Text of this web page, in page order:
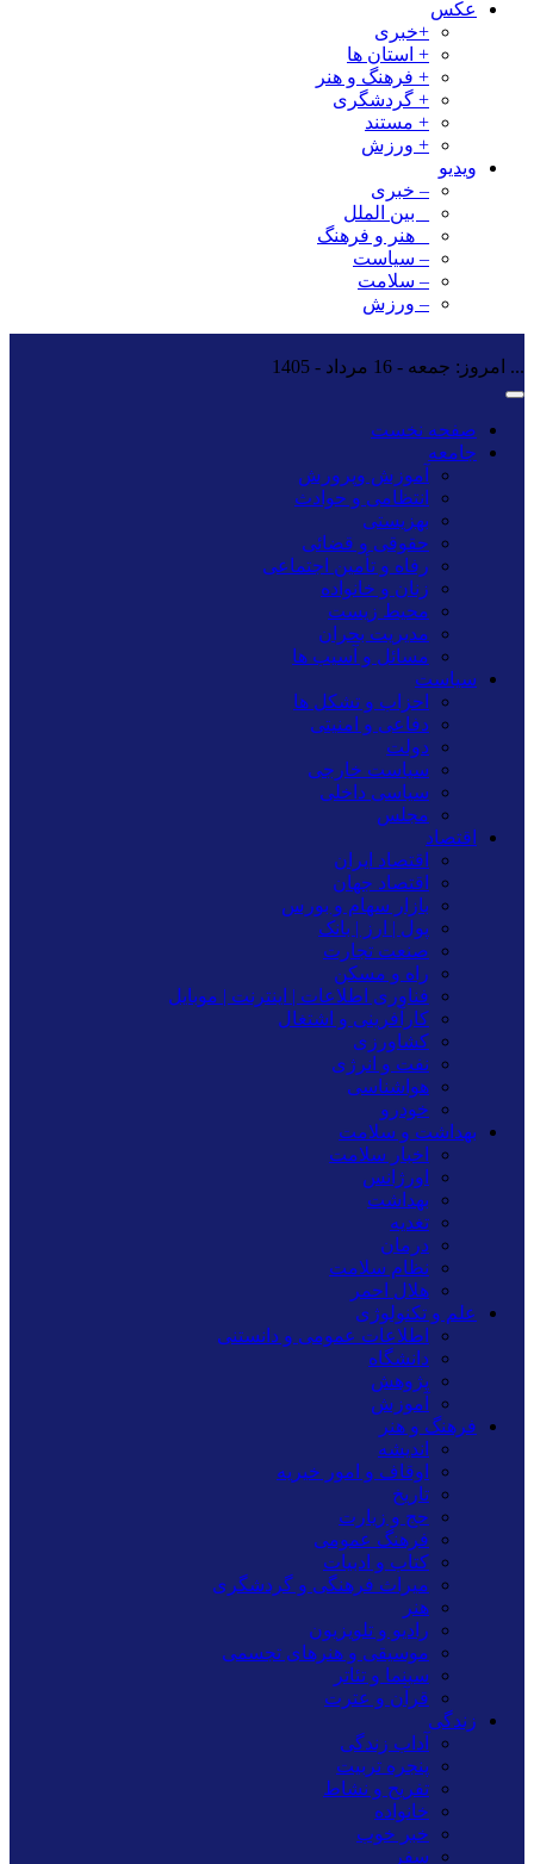
عکس
+خبری
+ استان ها
+ فرهنگ و هنر
+ گردشگری
+ مستند
+ ورزش
ویدیو
– خبری
_ بین الملل
_ هنر و فرهنگ
– سیاست
– سلامت
– ورزش
... امروز: جمعه - 16 مرداد - 1405
صفحه نخست
جامعه
آموزش وپرورش
انتظامی و حوادث
بهزیستی
حقوقی و قضائی
رفاه و تأمین اجتماعی
زنان و خانواده
محیط زیست
مدیریت بحران
مسائل و آسیب ها
سیاست
احزاب و تشکل ها
دفاعی و امنیتی
دولت
سیاست خارجی
سیاسی داخلی
مجلس
اقتصاد
اقتصاد ایران
اقتصاد جهان
بازار سهام و بورس
پول | ارز | بانک
صنعت تجارت
راه و مسکن
فناوری اطلاعات | اینترنت | موبایل
کارآفرینی و اشتغال
کشاورزی
نفت و انرژی
هواشناسی
خودرو
بهداشت و سلامت
اخبار سلامت
اورژانس
بهداشت
تغدیه
درمان
نظام سلامت
هلال احمر
علم و تکنولوژی
اطلاعات عمومی و دانستنی
دانشگاه
پژوهش
آموزش
فرهنگ و هنر
اندیشه
اوقاف و امور خیریه
تاریخ
حج و زیارت
فرهنگ عمومی
کتاب و ادبیات
میراث فرهنگی و گردشگری
هنر
رادیو و تلویزیون
موسیقی و هنرهای تجسمی
سینما و تئاتر
قرآن و عترت
زندگی
آداب زندگی
پنجره تربیت
تفریح و نشاط
خانواده
خبر خوب
سفر